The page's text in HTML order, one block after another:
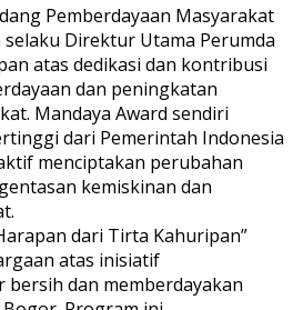
Pemberdayaan Masyarakat
Direktur Utama Perumda
atas dedikasi dan kontribusi
dan peningkatan
Mandaya Award sendiri
dari Pemerintah Indonesia
menciptakan perubahan
kemiskinan dan
dari Tirta Kahuripan”
atas inisiatif
bersih dan memberdayakan